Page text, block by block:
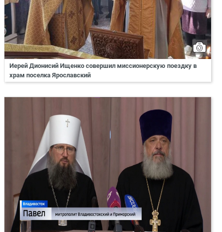
Иерей Дионисий Ищенко совершил миссионерскую поездку в
храм поселка Ярославский